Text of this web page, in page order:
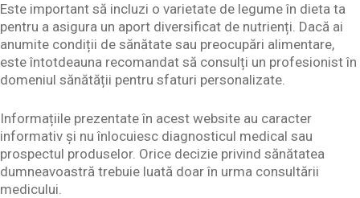
Este important să incluzi o varietate de legume în dieta ta
pentru a asigura un aport diversificat de nutrienți. Dacă ai
anumite condiții de sănătate sau preocupări alimentare,
este întotdeauna recomandat să consulți un profesionist în
domeniul sănătății pentru sfaturi personalizate.
Informațiile prezentate în acest website au caracter
informativ și nu înlocuiesc diagnosticul medical sau
prospectul produselor. Orice decizie privind sănătatea
dumneavoastră trebuie luată doar în urma consultării
medicului.